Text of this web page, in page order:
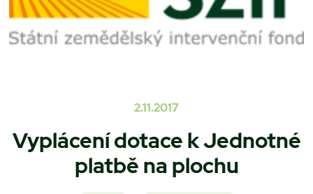
2.11.2017
Vyplácení dotace k Jednotné
platbě na plochu